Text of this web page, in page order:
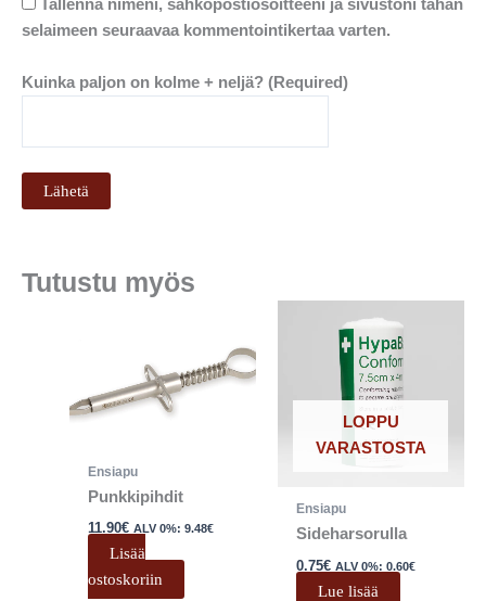
Tallenna nimeni, sähköpostiosoitteeni ja sivustoni tähän
selaimeen seuraavaa kommentointikertaa varten.
Kuinka paljon on kolme + neljä? (Required)
Tutustu myös
Ensiapu
Punkkipihdit
11.90€ ALV 0%:9.48€
Lisää
ostoskoriin
LOPPU
VARASTOSTA
Ensiapu
Sideharsorulla
0.75€ ALV 0%:0.60€
Lue lisää